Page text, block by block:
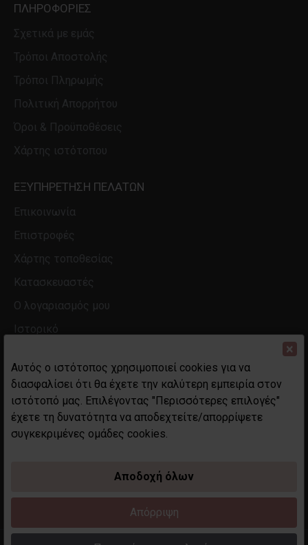
ΠΛΗΡΟΦΟΡΊΕΣ
Σχετικά με εμάς
Τρόποι Αποστολής
Τρόποι Πληρωμής
Πολιτική Απορρήτου
Όροι & Προϋποθέσεις
Χάρτης ιστότοπου
ΕΞΥΠΗΡΈΤΗΣΗ ΠΕΛΑΤΏΝ
Επικοινωνία
Επιστροφές
Χάρτης τοποθεσίας
Κατασκευαστές
Ο λογαριασμός μου
Ιστορικό
×
Αυτός ο ιστότοπος χρησιμοποιεί cookies για να
διασφαλίσει ότι θα έχετε την καλύτερη εμπειρία στον
ιστότοπό μας. Επιλέγοντας "Περισσότερες επιλογές"
έχετε τη δυνατότητα να αποδεχτείτε/απορρίψετε
συγκεκριμένες ομάδες cookies.
Αποδοχή όλων
Απόρριψη